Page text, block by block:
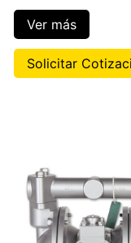
Ver más
Solicitar